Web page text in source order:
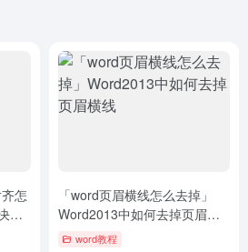
怎
办
「word页眉横线怎么去掉」
Word2013中如何去掉页眉横
线 word教程